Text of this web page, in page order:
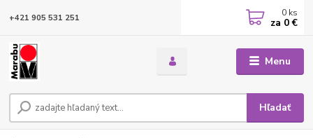
Menu
Hľadať
+421 905 531 251 0 ks
za 0 €